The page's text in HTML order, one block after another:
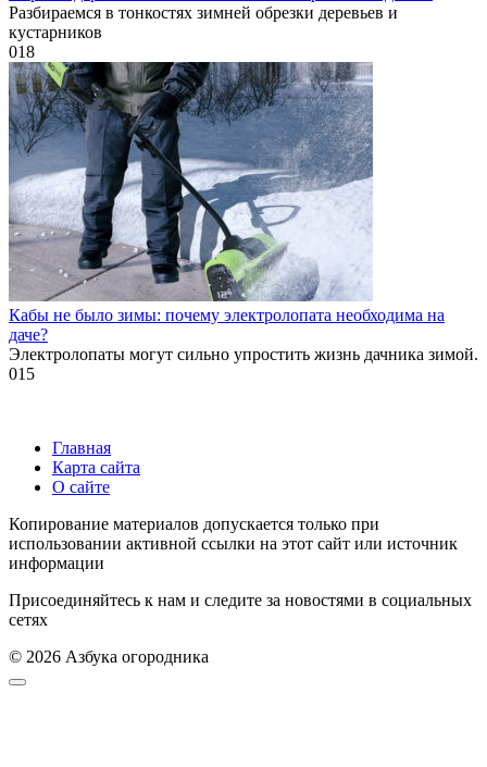
Разбираемся в тонкостях зимней обрезки деревьев и
кустарников
018
Кабы не было зимы: почему электролопата необходима на
даче?
Электролопаты могут сильно упростить жизнь дачника зимой.
015
Главная
Карта сайта
О сайте
Копирование материалов допускается только при
использовании активной ссылки на этот сайт или источник
информации
Присоединяйтесь к нам и следите за новостями в социальных
сетях
© 2026 Азбука огородника